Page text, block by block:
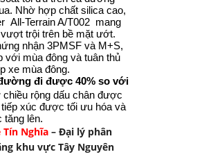
Nhờ hợp chất silica cao,
All-Terrain A/T002 mang
trội trên bề mặt ướt.
nhận 3PMSF và M+S,
với mùa đông và tuân thủ
xe mùa đông.
đi được 40% so với
chiều rộng dấu chân được
xúc được tối ưu hóa và
lên.
Tín Nghĩa – Đại lý phân
khu vực Tây Nguyên